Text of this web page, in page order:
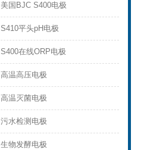
美国BJC S400电极
S410平头pH电极
S400在线ORP电极
高温高压电极
高温灭菌电极
污水检测电极
生物发酵电极